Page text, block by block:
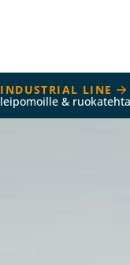
INDUSTRIAL LINE
leipomoille &